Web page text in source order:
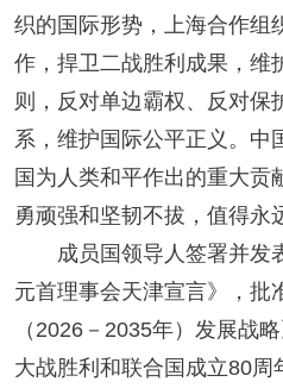
织的国际形势，上海合作组
作，捍卫二战胜利成果，维
则，反对单边霸权、反对保
系，维护国际公平正义。中
国为人类和平作出的重大贡
勇顽强和坚韧不拔，值得永
成员国领导人签署并发
元首理事会天津宣言》，批
（2026－2035年）发展战
大战胜利和联合国成立80周